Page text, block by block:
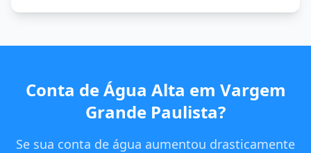
Conta de Água Alta em Vargem
Grande Paulista?
Se sua conta de água aumentou drasticamente